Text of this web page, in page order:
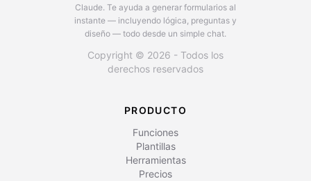
Claude. Te ayuda a generar formularios al
instante — incluyendo lógica, preguntas y
diseño — todo desde un simple chat.
Copyright © 2026 - Todos los
derechos reservados
PRODUCTO
Funciones
Plantillas
Herramientas
Precios